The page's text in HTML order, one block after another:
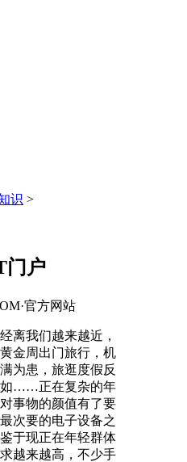
识 >
门户
官方网站
我们越来越近，
金周出门旅行，机
为患，旅逛度假反
如……正在复杂的年
事物的颜值有了要
次要的电子设备之
于现正在年轻群体
越来越高，不少手